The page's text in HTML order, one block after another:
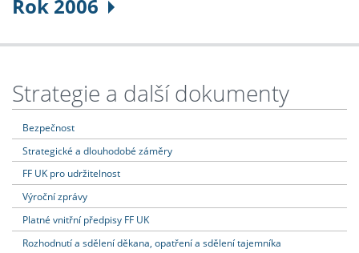
Rok 2006
Strategie a další dokumenty
Bezpečnost
Strategické a dlouhodobé záměry
FF UK pro udržitelnost
Výroční zprávy
Platné vnitřní předpisy FF UK
Rozhodnutí a sdělení děkana, opatření a sdělení tajemníka